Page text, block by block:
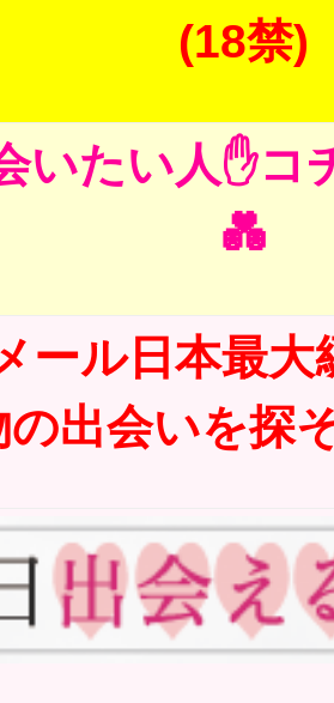
(18禁)
いたい人✋コ
💑
ール日本最大
の出会いを探